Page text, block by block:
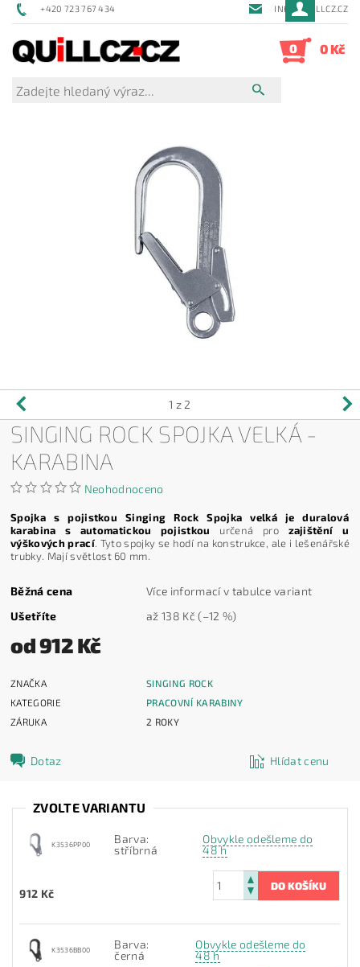
+420 723 767 434 INFO@QUILLCZ.CZ
0 0 Kč
1 z 2
SINGING ROCK SPOJKA VELKÁ -
KARABINA
Neohodnoceno
Spojka s pojistkou Singing Rock Spojka velká je duralová
karabina s automatickou pojistkou
určená pro zajištění u
výškových prací. Tyto spojky se hodí na konstrukce, ale i lešenářské
trubky. Mají světlost 60 mm.
Běžná cena
Více informací v tabulce variant
Ušetříte
až138 Kč(–12 %)
od 912 Kč
ZNAČKA
SINGING ROCK
KATEGORIE
PRACOVNÍ KARABINY
ZÁRUKA
2 ROKY
Dotaz Hlídat cenu
ZVOLTE VARIANTU
K3536PP00
Barva:
stříbrná
Obvykle odešleme do
48 h
912 Kč
K3536BB00
Barva:
černá
Obvykle odešleme do
48 h